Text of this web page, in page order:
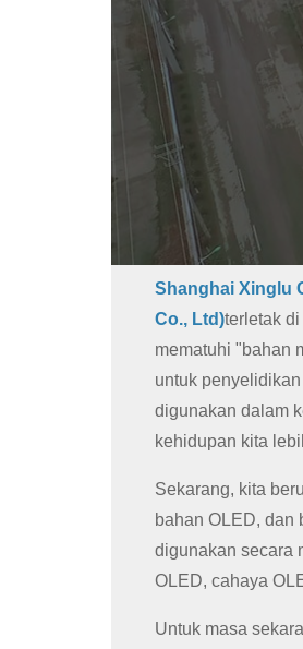
Shanghai Xinglu
Co., Ltd)terletak
mematuhi "bahan
untuk
digunakan dalam
kehidupan kita
Sekarang, kita
bahan OLED, dan
digunakan secara
OLED, cahaya
Untuk masa